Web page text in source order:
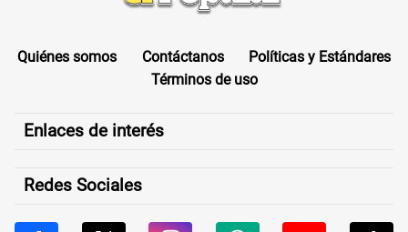
Quiénes somos Contáctanos
Políticas y Estándares
Términos de uso
Enlaces de interés
Redes Sociales